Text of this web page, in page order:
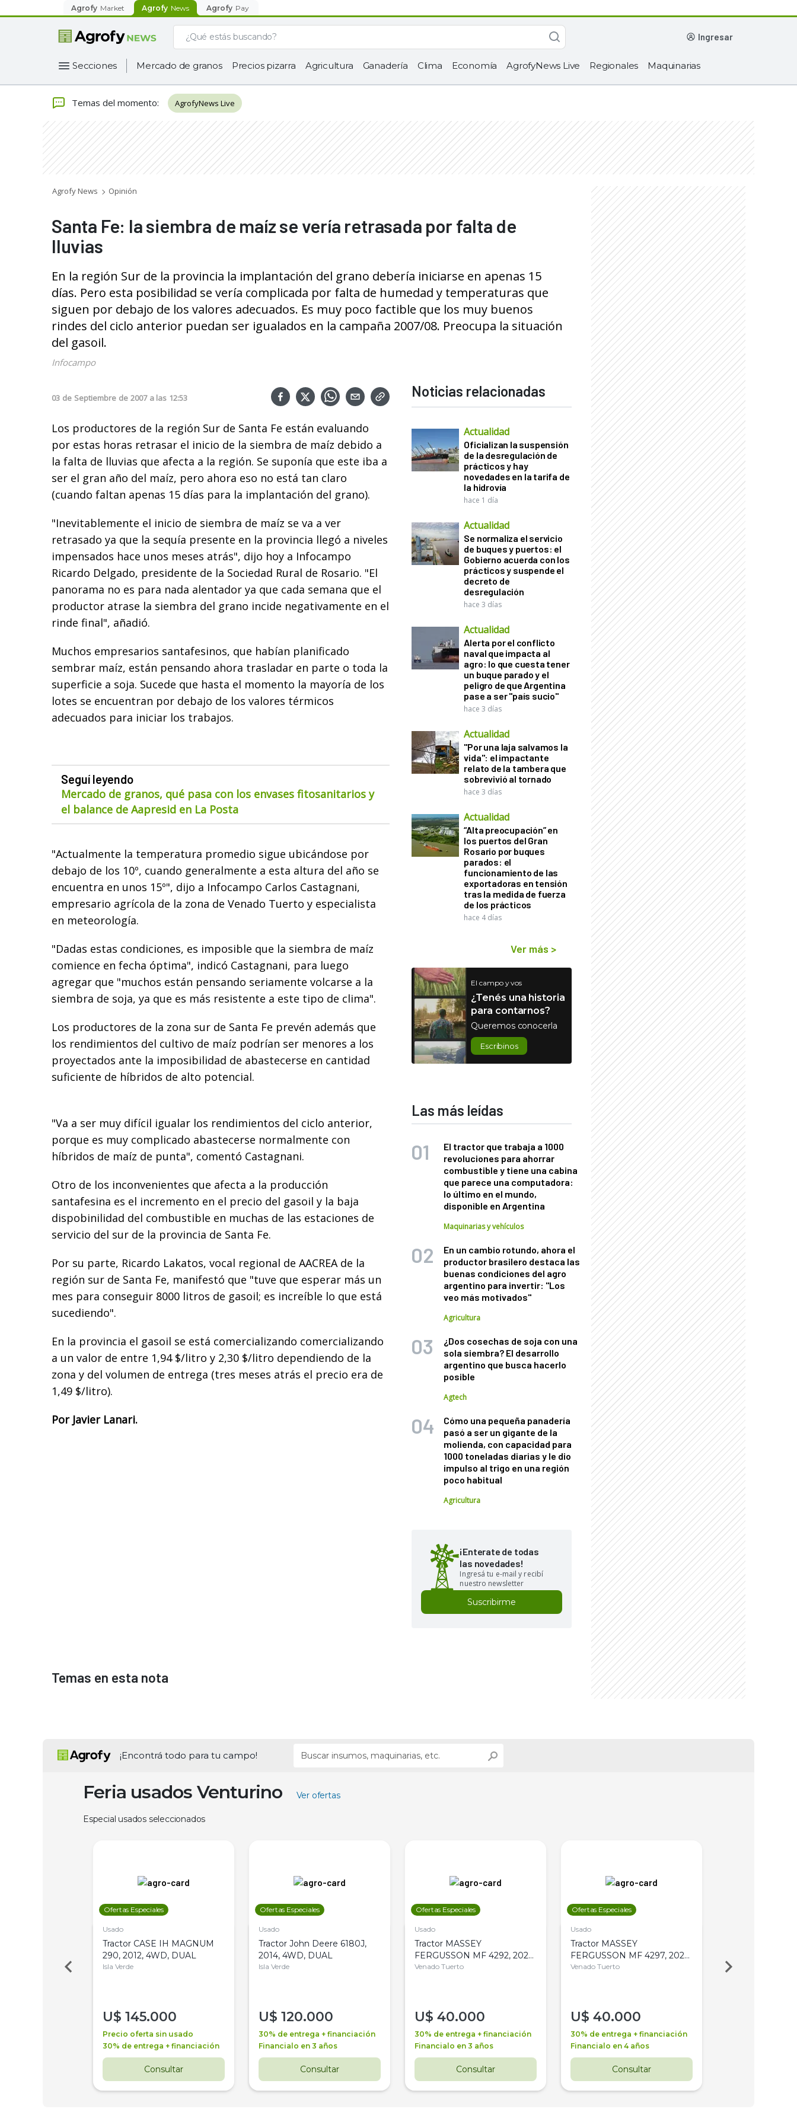
Agrofy Market Agrofy News Agrofy Pay
ingresar
Secciones Mercado de granos Precios pizarra Agricultura Ganadería Clima Economía AgrofyNews Live Regionales Maquinarias
Temas del momento: AgrofyNews Live
Agrofy News Opinión
Santa Fe: la siembra de maíz se vería retrasada por falta de
lluvias
En la región Sur de la provincia la implantación del grano debería iniciarse en apenas 15
días. Pero esta posibilidad se vería complicada por falta de humedad y temperaturas que
siguen por debajo de los valores adecuados. Es muy poco factible que los muy buenos
rindes del ciclo anterior puedan ser igualados en la campaña 2007/08. Preocupa la situación
del gasoil.
Infocampo
03 de Septiembre de 2007 a las 12:53
Los productores de la región Sur de Santa Fe están evaluando
por estas horas retrasar el inicio de la siembra de maíz debido a
la falta de lluvias que afecta a la región. Se suponía que este iba a
ser el gran año del maíz, pero ahora eso no está tan claro
(cuando faltan apenas 15 días para la implantación del grano).
"Inevitablemente el inicio de siembra de maíz se va a ver
retrasado ya que la sequía presente en la provincia llegó a niveles
impensados hace unos meses atrás", dijo hoy a Infocampo
Ricardo Delgado, presidente de la Sociedad Rural de Rosario. "El
panorama no es para nada alentador ya que cada semana que el
productor atrase la siembra del grano incide negativamente en el
rinde final", añadió.
Muchos empresarios santafesinos, que habían planificado
sembrar maíz, están pensando ahora trasladar en parte o toda la
superficie a soja. Sucede que hasta el momento la mayoría de los
lotes se encuentran por debajo de los valores térmicos
adecuados para iniciar los trabajos.
Seguí leyendo
Mercado de granos, qué pasa con los envases fitosanitarios y
el balance de Aapresid en La Posta
"Actualmente la temperatura promedio sigue ubicándose por
debajo de los 10º, cuando generalmente a esta altura del año se
encuentra en unos 15º", dijo a Infocampo Carlos Castagnani,
empresario agrícola de la zona de Venado Tuerto y especialista
en meteorología.
"Dadas estas condiciones, es imposible que la siembra de maíz
comience en fecha óptima", indicó Castagnani, para luego
agregar que "muchos están pensando seriamente volcarse a la
siembra de soja, ya que es más resistente a este tipo de clima".
Los productores de la zona sur de Santa Fe prevén además que
los rendimientos del cultivo de maíz podrían ser menores a los
proyectados ante la imposibilidad de abastecerse en cantidad
suficiente de híbridos de alto potencial.
"Va a ser muy difícil igualar los rendimientos del ciclo anterior,
porque es muy complicado abastecerse normalmente con
híbridos de maíz de punta", comentó Castagnani.
Otro de los inconvenientes que afecta a la producción
santafesina es el incremento en el precio del gasoil y la baja
dispobinilidad del combustible en muchas de las estaciones de
servicio del sur de la provincia de Santa Fe.
Por su parte, Ricardo Lakatos, vocal regional de AACREA de la
región sur de Santa Fe, manifestó que "tuve que esperar más un
mes para conseguir 8000 litros de gasoil; es increíble lo que está
sucediendo".
En la provincia el gasoil se está comercializando comercializando
a un valor de entre 1,94 $/litro y 2,30 $/litro dependiendo de la
zona y del volumen de entrega (tres meses atrás el precio era de
1,49 $/litro).
Por Javier Lanari.
Noticias relacionadas
Actualidad
Oficializan la suspensión
de la desregulación de
prácticos y hay
novedades en la tarifa de
la hidrovía
hace 1 día
Actualidad
Se normaliza el servicio
de buques y puertos: el
Gobierno acuerda con los
prácticos y suspende el
decreto de
desregulación
hace 3 días
Actualidad
Alerta por el conflicto
naval que impacta al
agro: lo que cuesta tener
un buque parado y el
peligro de que Argentina
pase a ser "país sucio"
hace 3 días
Actualidad
"Por una laja salvamos la
vida": el impactante
relato de la tambera que
sobrevivió al tornado
hace 3 días
Actualidad
“Alta preocupación” en
los puertos del Gran
Rosario por buques
parados: el
funcionamiento de las
exportadoras en tensión
tras la medida de fuerza
de los prácticos
hace 4 días
Ver más >
El campo y vos
¿Tenés una historia
para contarnos?
Queremos conocerla
Escribinos
Las más leídas
El tractor que trabaja a 1000
revoluciones para ahorrar
combustible y tiene una cabina
que parece una computadora:
lo último en el mundo,
disponible en Argentina
Maquinarias y vehículos
En un cambio rotundo, ahora el
productor brasilero destaca las
buenas condiciones del agro
argentino para invertir: "Los
veo más motivados"
Agricultura
¿Dos cosechas de soja con una
sola siembra? El desarrollo
argentino que busca hacerlo
posible
Agtech
Cómo una pequeña panadería
pasó a ser un gigante de la
molienda, con capacidad para
1000 toneladas diarias y le dio
impulso al trigo en una región
poco habitual
Agricultura
¡Enterate de todas
las novedades!
Ingresá tu e-mail y recibí
nuestro newsletter
Suscribirme
Temas en esta nota
¡Encontrá todo para tu campo!
Feria usados Venturino Ver ofertas
Especial usados seleccionados
Ofertas Especiales
Usado
Tractor CASE IH MAGNUM
290, 2012, 4WD, DUAL
Isla Verde
U$ 145.000
Precio oferta sin usado
30% de entrega + financiación
Consultar
Ofertas Especiales
Usado
Tractor John Deere 6180J,
2014, 4WD, DUAL
Isla Verde
U$ 120.000
30% de entrega + financiación
Financialo en 3 años
Consultar
Ofertas Especiales
Usado
Tractor MASSEY
FERGUSSON MF 4292, 2020,
4WD, PATON
Venado Tuerto
U$ 40.000
30% de entrega + financiación
Financialo en 3 años
Consultar
Ofertas Especiales
Usado
Tractor MASSEY
FERGUSSON MF 4297, 2020,
4WD, PATON
Venado Tuerto
U$ 40.000
30% de entrega + financiación
Financialo en 4 años
Consultar
Venado Tuerto